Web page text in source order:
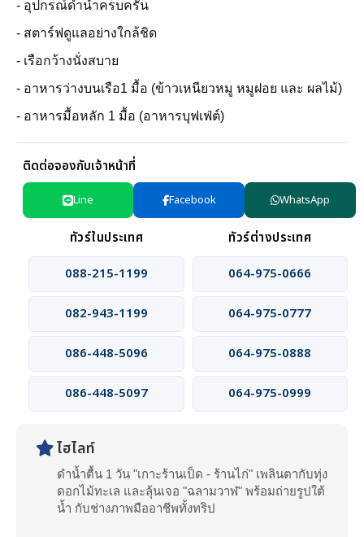
- อุปกรณ์ดำน้ำครบครัน
- สตาร์ฟดูแลอย่างใกล้ชิด
- เรือกว้างนั่งสบาย
- อาหารว่างบนเรือ1 มื้อ (ข้าวเหนียวหมู หมูฝอย และ ผลไม้)
- อาหารมื้อหลัก 1 มื้อ (อาหารบุฟเฟ่ต์)
ติดต่อจองกับเจ้าหน้าที่
Line Facebook WhatsApp
ทัวร์ในประเทศ
ทัวร์ต่างประเทศ
088-215-1199
064-975-0666
082-943-1199 064-975-0777
086-448-5096 064-975-0888
086-448-5097 064-975-0999
ไฮไลท์
ดำน้ำตื้น 1 วัน "เกาะร้านเป็ด - ร้านไก่" เพลินตากับทุ่ง
ดอกไม้ทะเล และลุ้นเจอ "ฉลามวาฬ" พร้อมถ่ายรูปใต้
น้ำ กับช่างภาพมืออาชีพทั้งทริป